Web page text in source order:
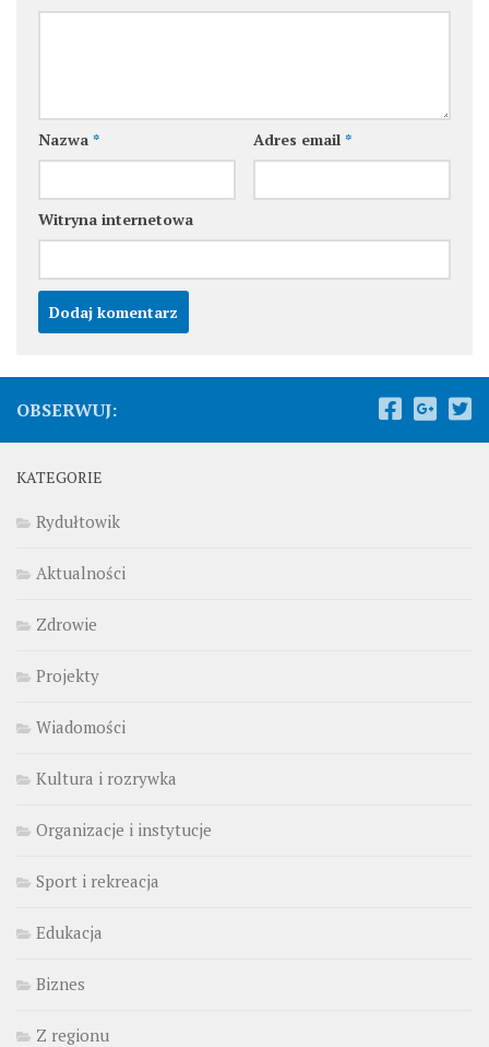
Nazwa * Adres email *
Witryna internetowa
OBSERWUJ:
KATEGORIE
Rydułtowik
Aktualności
Zdrowie
Projekty
Wiadomości
Kultura i rozrywka
Organizacje i instytucje
Sport i rekreacja
Edukacja
Biznes
Z regionu